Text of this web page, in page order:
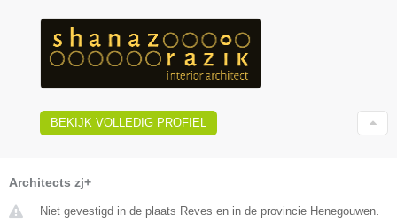
BEKIJK VOLLEDIG PROFIEL
Architects zj+
Niet gevestigd in de plaats Reves en in de provincie Henegouwen.